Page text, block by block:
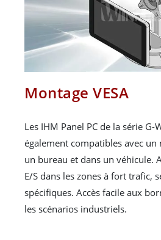
Montage VESA
Les IHM Panel PC de la série G-
également compatibles avec
un bureau et dans un véhicule.
E/S dans les zones à fort trafic,
spécifiques. Accès facile aux
les scénarios industriels.